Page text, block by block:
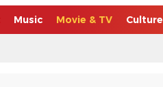
Music Movie & TV Culture